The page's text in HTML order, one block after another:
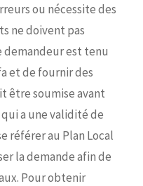
ou nécessite des
ne doivent pas
est tenu
et de fournir des
être soumise avant
a une validité de
référer au Plan Local
la demande afin de
Pour obtenir